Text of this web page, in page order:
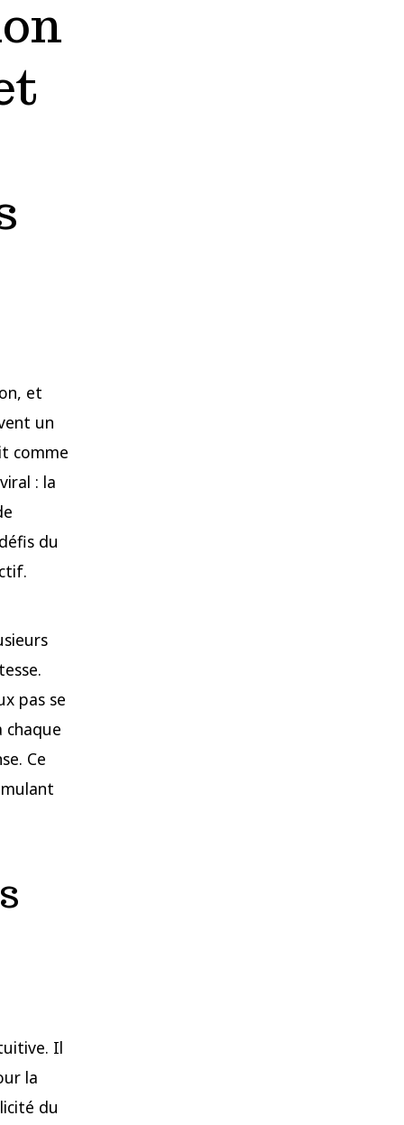
et
un
comme
: la
du
pas se
Ce
Il
la
du